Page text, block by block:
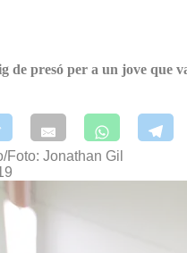
de presó per a un jove que
Foto: Jonathan Gil